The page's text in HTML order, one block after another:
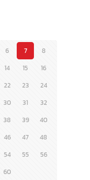
6 7
8
14 15
16
22 23
24
30 31
32
38 39
40
46 47
48
54 55
56
60